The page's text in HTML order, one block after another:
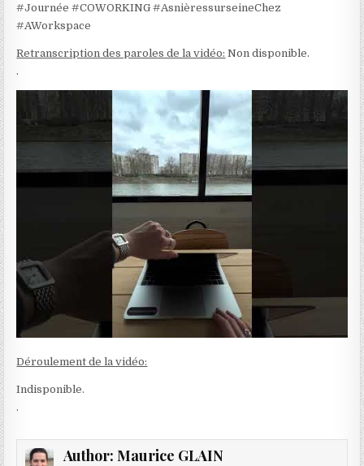
#Journée #COWORKING #AsnièressurseineChez
#AWorkspace
Retranscription des paroles de la vidéo: Non disponible.
.
Déroulement de la vidéo:
Indisponible.
.
Author: Maurice GLAIN